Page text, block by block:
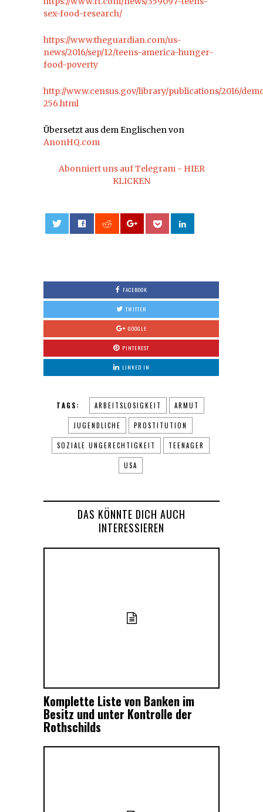
sex-food-research/
https://www.theguardian.com/us-
news/2016/sep/12/teens-america-hunger-
food-poverty
http://www.census.gov/library/publications/2016/
256.html
Übersetzt aus dem Englischen von
AnonHQ.com
Abonniert uns auf Telegram - HIER
KLICKEN
FACEBOOK
TWITTER
GOOGLE
PINTEREST
LINKED IN
TAGS: ARBEITSLOSIGKEIT ARMUT
JUGENDLICHE PROSTITUTION
SOZIALE UNGERECHTIGKEIT TEENAGER
USA
DAS KÖNNTE DICH AUCH
INTERESSIEREN
Komplette Liste von Banken im
Besitz und unter Kontrolle der
Rothschilds